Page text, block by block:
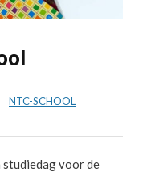
NTC-SCHOOL
studiedag voor de